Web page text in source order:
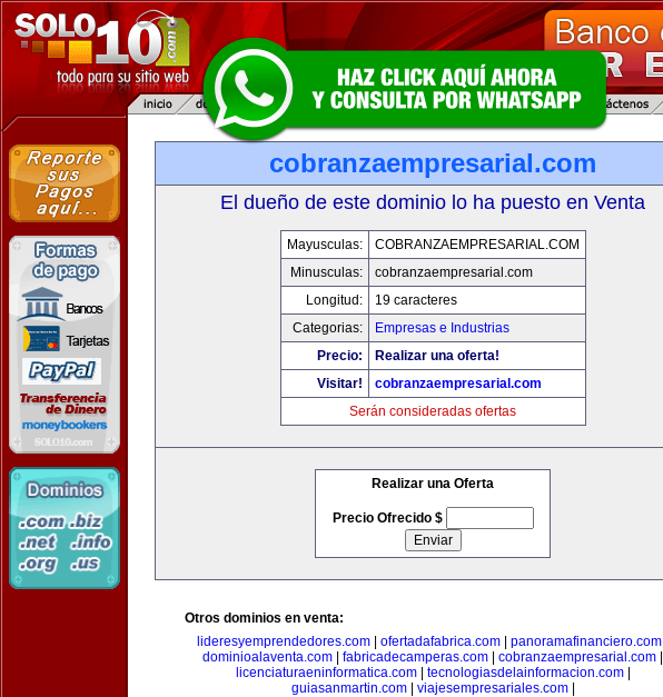
cobranzaempresarial.com
El dueño de este dominio lo ha puesto en Venta
Mayusculas:
COBRANZAEMPRESARIAL.COM
Minusculas:
cobranzaempresarial.com
Longitud:
19 caracteres
Categorias:
Empresas e Industrias
Precio:
Realizar una oferta!
Visitar!
cobranzaempresarial.com
Serán consideradas ofertas
Realizar una Oferta
Precio Ofrecido $
Otros dominios en venta:
lideresyemprendedores.com
ofertadafabrica.com panoramafinanciero.com
dominioalaventa.com
fabricadecamperas.com cobranzaempresarial.com
licenciaturaeninformatica.com| tecnologiasdelainformacion.com|
guiasanmartin.com| viajesempresariales.com|